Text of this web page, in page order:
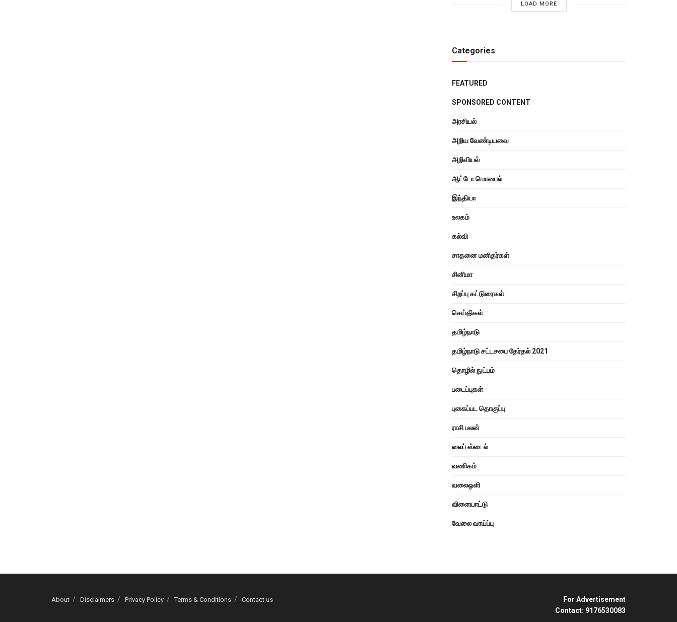
LOAD MORE
Categories
FEATURED
SPONSORED CONTENT
அரசியல்
அறிய வேண்டியவை
அறிவியல்
ஆட்டோ மொபைல்
இந்தியா
உலகம்
கல்வி
சாதனை மனிதர்கள்
சினிமா
சிறப்பு கட்டுரைகள்
செய்திகள்
தமிழ்நாடு
தமிழ்நாடு சட்டசபை தேர்தல் 2021
தொழில் நுட்பம்
படைப்புகள்
புகைப்பட தொகுப்பு
ராசி பலன்
லைப் ஸ்டைல்
வணிகம்
வலைஒளி
விளையாட்டு
வேலை வாய்ப்பு
About Disclaimers Privacy Policy Terms & Conditions Contact us
For Advertisement
Contact: 9176530083